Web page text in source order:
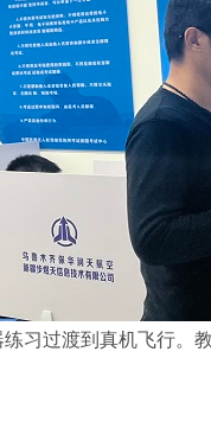
习过渡到真机飞行。